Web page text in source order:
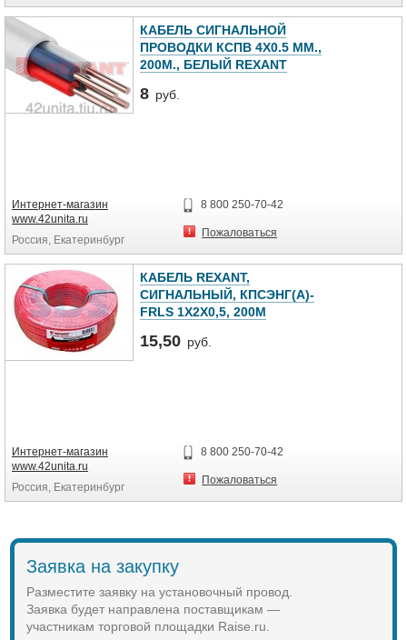
КАБЕЛЬ СИГНАЛЬНОЙ
ПРОВОДКИ КСПВ 4Х0.5 ММ.,
200М., БЕЛЫЙ REXANT
8 руб.
Интернет-магазин
www.42unita.ru
Россия, Екатеринбург
8 800 250-70-42
Пожаловаться
КАБЕЛЬ REXANT,
СИГНАЛЬНЫЙ, КПСЭНГ(А)-
FRLS 1X2X0,5, 200М
15,50 руб.
Интернет-магазин
www.42unita.ru
Россия, Екатеринбург
8 800 250-70-42
Пожаловаться
Заявка на закупку
Разместите заявку на установочный провод.
Заявка будет направлена поставщикам —
участникам торговой площадки Raise.ru.